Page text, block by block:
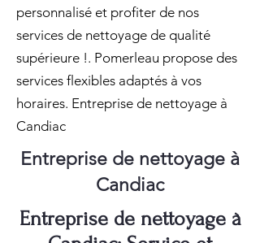
personnalisé et profiter de nos
services de nettoyage de qualité
supérieure !. Pomerleau propose des
services flexibles adaptés à vos
horaires. Entreprise de nettoyage à
Candiac
Entreprise de nettoyage à
Candiac
Entreprise de nettoyage à